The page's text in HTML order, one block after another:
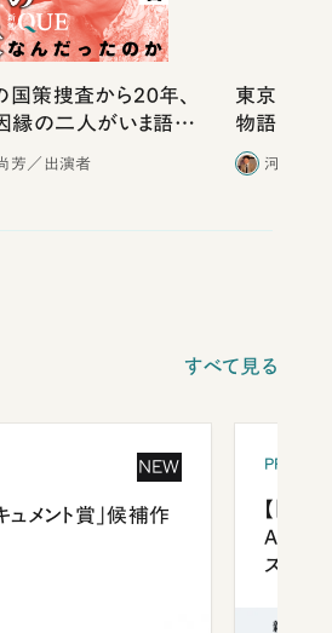
策捜査から20年、
縁の二人がいま語り
芳／出演者
東京は都
物語」に
河野有
すべて見る
NEW
メント賞」候補作
【「新
ズプレ